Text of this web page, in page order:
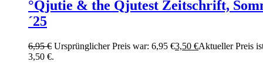
°Qjutie & the Qjutest Zeitschrift,
´25
6,95€ Ursprünglicher Preis war: 6,95 €3,50 €Aktueller Preis
3,50 €.